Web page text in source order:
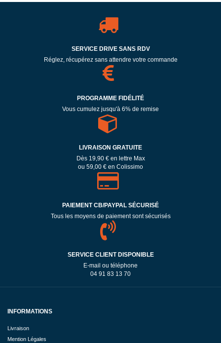
SERVICE DRIVE SANS RDV
Réglez, récupérez sans attendre votre commande
PROGRAMME FIDÉLITÉ
Vous cumulez jusqu'à 6% de remise
LIVRAISON GRATUITE
Dès 19,90 € en lettre Max
ou 59,00 € en Colissimo
PAIEMENT CB/PAYPAL SÉCURISÉ
Tous les moyens de paiement sont sécurisés
SERVICE CLIENT DISPONIBLE
E-mail ou téléphone
04 91 83 13 70
INFORMATIONS
Livraison
Mention Légales